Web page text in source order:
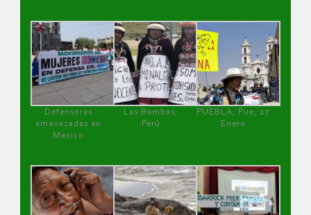
Defensoras
amenazadas en
México
Las Bambas,
Perú
PUEBLA, Pue, 27
Enero